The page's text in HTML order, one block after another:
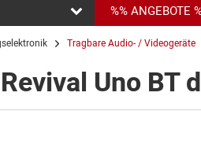
%% ANGEBOTE
Tragbare Audio- / Videogeräte
Uno BT